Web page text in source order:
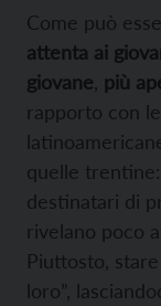
Come può
attenta ai
giovane più
rapporto con le
quelle
destinatari di
rivelano poco
Piuttosto,
loro”,